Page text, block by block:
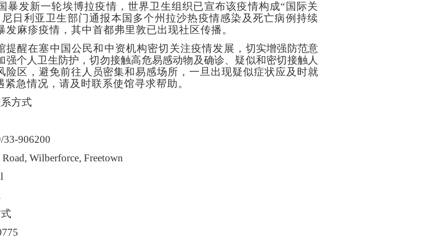
暴发新一轮埃博拉疫情，世界卫生组织已宣布该疫情构成“国际关
日利亚卫生部门通报本国多个州拉沙热疫情感染及死亡病例持续
发麻疹疫情，其中首都弗里敦已出现社区传播。
提醒在塞中国公民和中资机构密切关注疫情发展， 切实增强防范意
强个人卫生防护，切勿接触高危易感动物及确诊、疑似和密切接触人
险区，避免前往人员密集和易感场所，一旦出现疑似症状应及时就
紧急情况，请及时联系使馆寻求帮助。
方式
33-906200
Wilberforce, Freetown